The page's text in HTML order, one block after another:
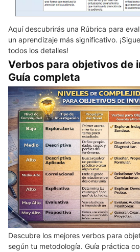
Aquí descubrirás una Rúbrica para
un aprendizaje más significativo.
todos los detalles!
Verbos para objetivos de
Guía completa
Descubre los mejores verbos para
según tu metodología. Guía práctica